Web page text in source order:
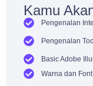
Kamu
Pengenalan
Pengenalan
Basic Adobe
Warna dan Font